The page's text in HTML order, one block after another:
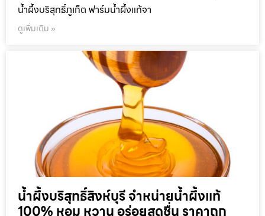
น้ำผึ้งบริสุทธิ์ภูเก็ต ฟาร์มน้ำผึ้งแท้จา
ดูเพิ่มเติม »
น้ำผึ้งบริสุทธิ์สิงห์บุรี จำหน่ายน้ำผึ้งแท้
100% หอม หวาน อร่อยสดชื่น ราคาถูก